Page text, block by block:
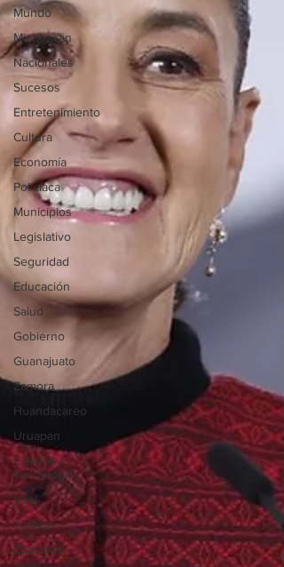
Mundo
Michoacán
Nacionales
Sucesos
Entretenimiento
Cultura
Economía
Policíaca
Municipios
Legislativo
Seguridad
Educación
Salud
Gobierno
Guanajuato
Zamora
Huandacareo
Uruapan
Ciencia y
Tecnología
Viral
Justicia
Zitácuaro